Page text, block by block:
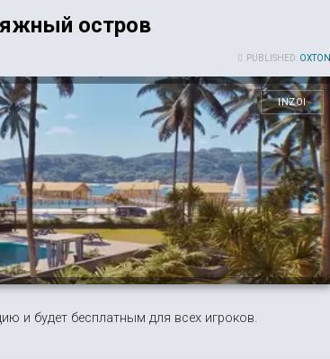
остров
PUBLISHED: OXTON
INZOI
и будет бесплатным для всех игроков.